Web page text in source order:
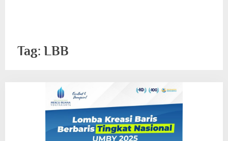
Tag: LBB